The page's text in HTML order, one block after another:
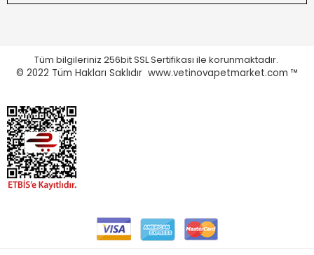
Tüm bilgileriniz 256bit SSL Sertifikası ile korunmaktadır.
© 2022 Tüm Hakları Saklıdır www.vetinovapetmarket.com ™